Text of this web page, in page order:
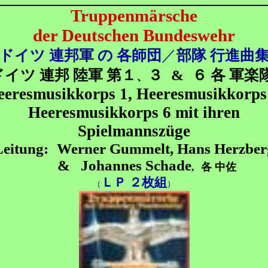
Truppenmärsche
der Deutschen Bundeswehr
イツ 連邦軍 の 各師団 ／部隊 行進曲
イツ 連邦 陸軍 第１ 、 ３ & ６ 各 軍楽
1,
Heeresmusikkorps 6 mit ihren
Spielmannszüge
Werner Gummelt, Hans
&
Johannes Schade, 各 中佐
（ ＬＰ ２枚組 ）